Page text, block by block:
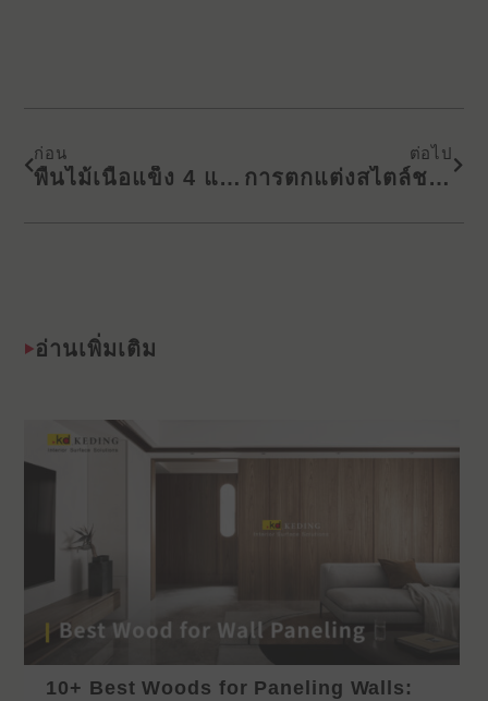
ก่อน
พื้นไม้เนื้อแข็ง 4 แบบ สร้างบ้านใหม่ที่สวยงาม!
ต่อไป
การตกแต่งสไตล์ชานม|สี่ประเด็นสําคัญในการสร้างบ้านสไตล์ MUJI ที่อบอุ่นเรียบง่าย!
อ่านเพิ่มเติม
10+ Best Woods for Paneling Walls: